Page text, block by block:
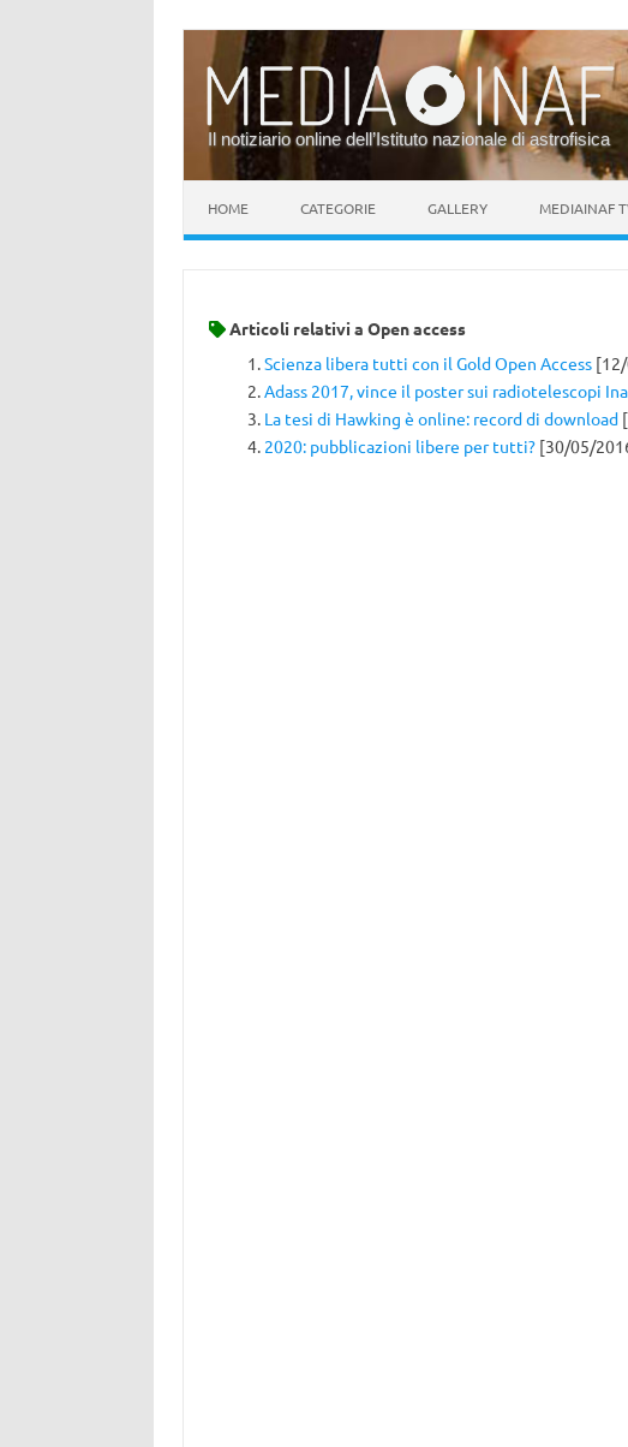
Il notiziario online dell’Istituto nazionale di astrofisica
HOME CATEGORIE GALLERY MEDIAINAF
Articoli relativi a Open access
Scienza libera tutti con il Gold Open Access[12/
Adass 2017, vince il poster sui radiotelescopi
La tesi di Hawking è online: record di download
2020: pubblicazioni libere per tutti?[30/05/